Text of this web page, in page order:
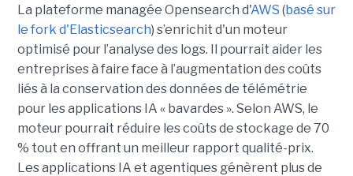
La plateforme managée Opensearch d'AWS (basé sur
le fork d'Elasticsearch) s’enrichit d'un moteur
optimisé pour l’analyse des logs. Il pourrait aider les
entreprises à faire face à l’augmentation des coûts
liés à la conservation des données de télémétrie
pour les applications IA « bavardes ». Selon AWS, le
moteur pourrait réduire les coûts de stockage de 70
% tout en offrant un meilleur rapport qualité-prix.
Les applications IA et agentiques génèrent plus de